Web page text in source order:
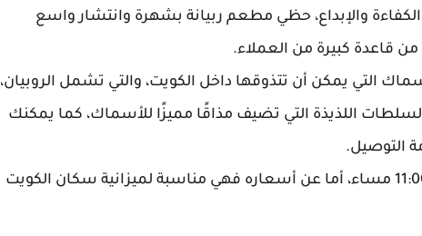
عامًا من الجودة والكفاءة والإبداع، حظي مطعم ربيانة بشهرة وانتشار واسع
قاعدة كبيرة من العملاء.
التي يمكن أن تتذوقها داخل الكويت، والتي تشمل الروبيان،
اللذيذة التي تضيف مذاقًا مميزًا للأسماك، كما يمكنك
التوصيل.
يبدأ ربيانة عمله من الساعة 9:00 صباحًا حتى 11:00 مساء، أما عن أسعاره فهي مناسبة لميزانية سكان الكويت